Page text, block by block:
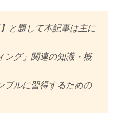
と題して本記事は主に
ング」関連の知識・概
プルに習得するための